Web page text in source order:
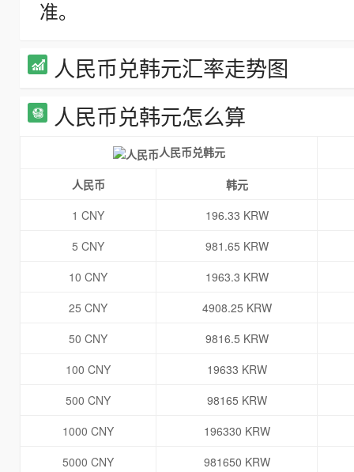
准。
人民币兑韩元汇率走势图
人民币兑韩元怎么算
人民币兑韩元
人民币
韩元
1 CNY
196.33 KRW
5 CNY
981.65 KRW
10 CNY
1963.3 KRW
25 CNY
4908.25 KRW
50 CNY
9816.5 KRW
100 CNY
19633 KRW
500 CNY
98165 KRW
1000 CNY
196330 KRW
5000 CNY
981650 KRW